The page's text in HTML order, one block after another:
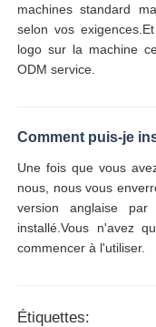
machines standard
selon vos
logo sur la machine
ODM service.
Comment puis-je
Une fois que vous
nous, nous vous
version anglaise
installé.Vous n'avez
commencer à l'utiliser.
Étiquettes: